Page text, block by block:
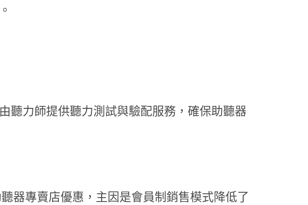
聽力師提供聽力測試與驗配服務，確保助聽器
器專賣店優惠，主因是會員制銷售模式降低了